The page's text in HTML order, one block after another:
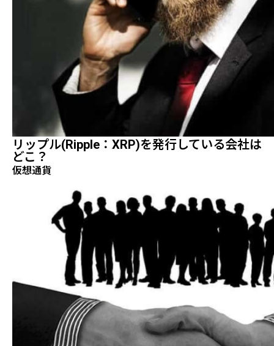
リップル(Ripple：XRP)を発行している会社は
どこ？
仮想通貨